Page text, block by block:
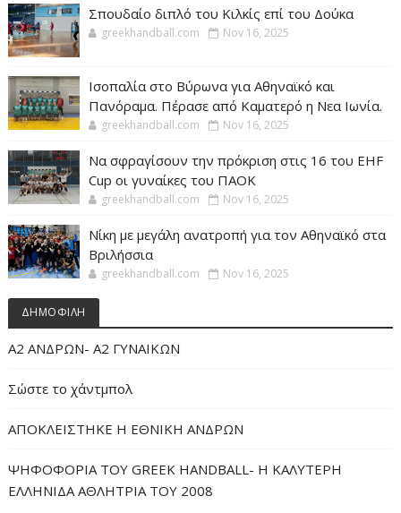
Σπουδαίο διπλό του Κιλκίς επί του Δούκα
greekhandball.com Nov 16, 2025
Ισοπαλία στο Βύρωνα για Αθηναϊκό και
Πανόραμα. Πέρασε από Καματερό η Νεα Ιωνία.
greekhandball.com Nov 16, 2025
Να σφραγίσουν την πρόκριση στις 16 του EHF
Cup οι γυναίκες του ΠΑΟΚ
greekhandball.com Nov 16, 2025
Νίκη με μεγάλη ανατροπή για τον Αθηναϊκό στα
Βριλήσσια
greekhandball.com Nov 16, 2025
ΔΗΜΟΦΙΛΗ
Α2 ΑΝΔΡΩΝ- Α2 ΓΥΝΑΙΚΩΝ
Σώστε το χάντμπολ
ΑΠΟΚΛΕΙΣΤΗΚΕ Η ΕΘΝΙΚΗ ΑΝΔΡΩΝ
ΨΗΦΟΦΟΡΙΑ ΤΟΥ GREEK HANDBALL- H ΚΑΛΥΤΕΡΗ
ΕΛΛΗΝΙΔΑ ΑΘΛΗΤΡΙΑ ΤΟΥ 2008